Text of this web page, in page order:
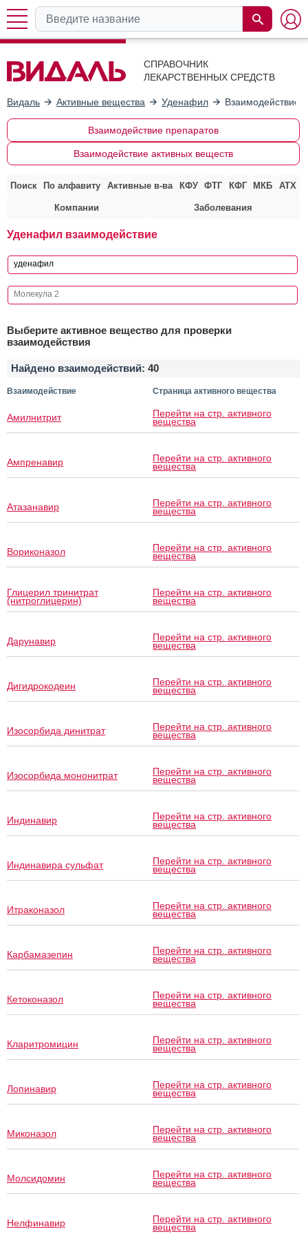
СПРАВОЧНИК
ЛЕКАРСТВЕННЫХ СРЕДСТВ
Видаль Активные вещества Уденафил Взаимодействие
Взаимодействие препаратов
Взаимодействие активных веществ
Поиск По алфавиту Активные в-ва КФУ ФТГ КФГ МКБ АТХ
Компании Заболевания
Уденафил взаимодействие
Выберите активное вещество для проверки
взаимодействия
Найдено взаимодействий: 40
Взаимодействие Страница активного вещества
Амилнитрит Перейти на стр. активного
вещества
Ампренавир Перейти на стр. активного
вещества
Атазанавир Перейти на стр. активного
вещества
Вориконазол Перейти на стр. активного
вещества
Глицерил тринитрат
(нитроглицерин)
Перейти на стр. активного
вещества
Дарунавир Перейти на стр. активного
вещества
Дигидрокодеин Перейти на стр. активного
вещества
Изосорбида динитрат Перейти на стр. активного
вещества
Изосорбида мононитрат Перейти на стр. активного
вещества
Индинавир Перейти на стр. активного
вещества
Индинавира сульфат Перейти на стр. активного
вещества
Итраконазол Перейти на стр. активного
вещества
Карбамазепин Перейти на стр. активного
вещества
Кетоконазол Перейти на стр. активного
вещества
Кларитромицин Перейти на стр. активного
вещества
Лопинавир Перейти на стр. активного
вещества
Миконазол Перейти на стр. активного
вещества
Молсидомин Перейти на стр. активного
вещества
Нелфинавир Перейти на стр. активного
вещества